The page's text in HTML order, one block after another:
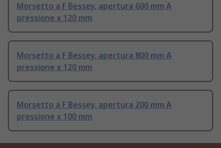
Morsetto a F Bessey, apertura 600 mm A
pressione x 120 mm
Morsetto a F Bessey, apertura 800 mm A
pressione x 120 mm
Morsetto a F Bessey, apertura 200 mm A
pressione x 100 mm